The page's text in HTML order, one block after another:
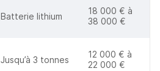
Batterie lithium
18 000 € à
38 000 €
Jusqu’à 3 tonnes
12 000 € à
22 000 €